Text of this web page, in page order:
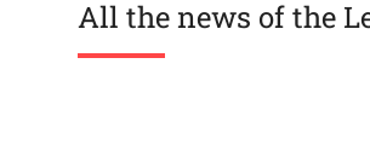
All the news of the